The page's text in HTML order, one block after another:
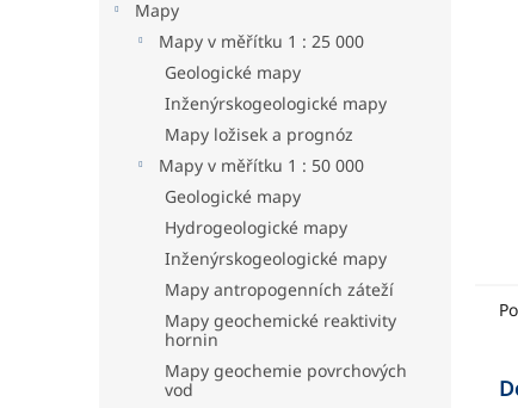
Mapy
Mapy v měřítku 1 : 25 000
Geologické mapy
Inženýrskogeologické mapy
Mapy ložisek a prognóz
Mapy v měřítku 1 : 50 000
Geologické mapy
Hydrogeologické mapy
Inženýrskogeologické mapy
Mapy antropogenních záteží
Mapy geochemické reaktivity
hornin
Mapy geochemie povrchových
vod